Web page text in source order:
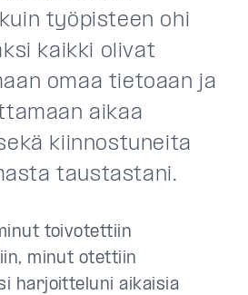
työpisteen ohi
kaikki olivat
omaa tietoaan ja
aikaa
kiinnostuneita
taustastani.
toivotettiin
minut otettiin
harjoitteluni aikaisia